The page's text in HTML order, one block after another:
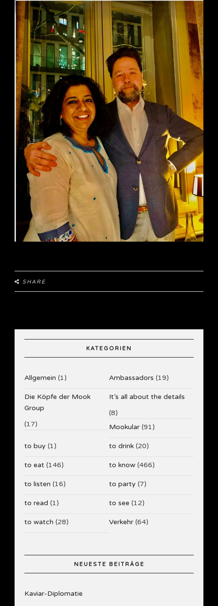
SHARE
KATEGORIEN
Allgemein (1) Ambassadors (19)
Die Köpfe der Mook
Group
(17)
It’s all about the details
(8)
Mookular (91)
to buy (1) to drink (20)
to eat (146) to know (466)
to listen (16) to party (7)
to read (1) to see (12)
to watch (28) Verkehr (64)
NEUESTE BEITRÄGE
Kaviar-Diplomatie